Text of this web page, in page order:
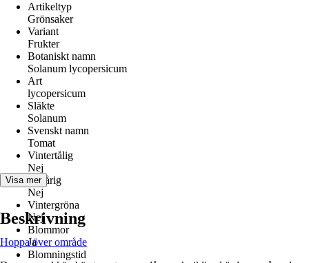
Artikeltyp
Grönsaker
Variant
Frukter
Botaniskt namn
Solanum lycopersicum
Art
lycopersicum
Släkte
Solanum
Svenskt namn
Tomat
Vintertålig
Nej
Flerårig
Nej
Vintergröna
Nej
Blommor
Ja
Blomningstid
Visa mer
Beskrivning
Hoppa över område